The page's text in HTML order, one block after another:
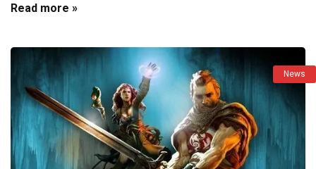
Read more »
News